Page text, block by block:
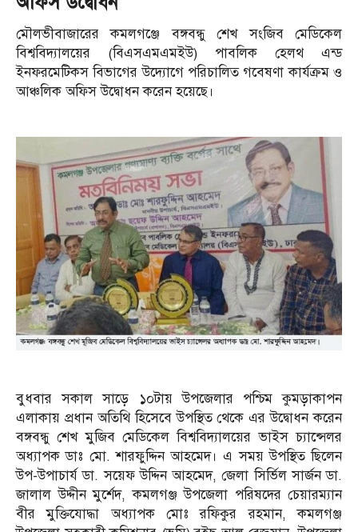
মৌলভীবাজারের কমলগঞ্জে বঙ্গবন্ধু শেখ সংজিব মেডিকেল
বিশ্ববিদ্যালয়ের (বিএসএমএমইউ) পাবলিক হেলথ এন্ড
ইনফরমেটিকস বিভাগের উদ্যোগে পরিচালিত গবেষণা কার্যক্রম ও
আঞ্চলিক অফিস উদ্বোধন করেন হয়েছে।
বুধবার সকাল সাড়ে ১০টায় উপজেলার পশ্চিম কুমড়াকাপন
এলাকায় প্রধান অতিথি হিসেবে উপস্থিত থেকে এর উদ্বোধন করেন
বঙ্গবন্ধু শেখ মুজিব মেডিকেল বিশ্ববিদ্যালয়ের ভাইস চ্যান্সেলর
অধ্যাপক ডাঃ মো. শারফুদ্দিন আহমেদ। এ সময় উপস্থিত ছিলেন
উপ-উপাচার্য ডা. সয়েফ উদ্দিন আহমেদ, জেলা সির্ভিল সার্জন ডা.
জালাল উদ্দীন মুর্শেদ, কমলগঞ্জ উপজেলা পরিষদের চেয়ারম্যান
বীর মুক্তিযোদ্ধা অধ্যাপক মোঃ রফিকুর রহমান, কমলগঞ্জ